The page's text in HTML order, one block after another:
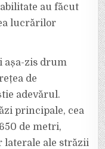
au făcut
lucrărilor
așa-zis drum
de
adevărul.
principale, cea
de metri,
laterale ale străzii